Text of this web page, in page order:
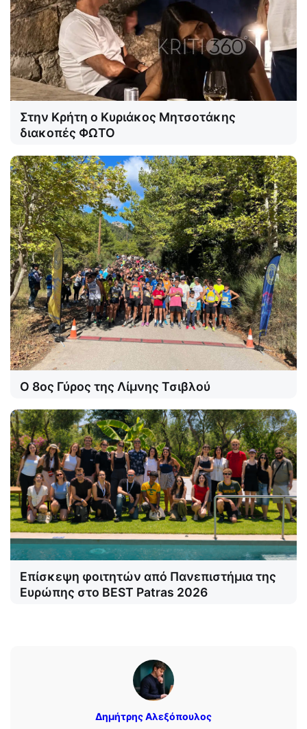
Στην Κρήτη ο Κυριάκος Μητσοτάκης
διακοπές ΦΩΤΟ
Ο 8ος Γύρος της Λίμνης Τσιβλού
Επίσκεψη φοιτητών από Πανεπιστήμια της
Ευρώπης στο BEST Patras 2026
Δημήτρης Αλεξόπουλος